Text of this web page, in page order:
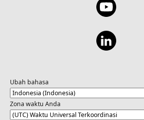
Ubah bahasa
Zona waktu Anda